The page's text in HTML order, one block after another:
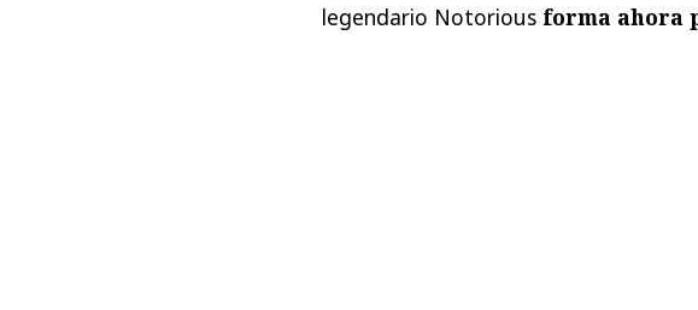
legendario Notorious forma ahora